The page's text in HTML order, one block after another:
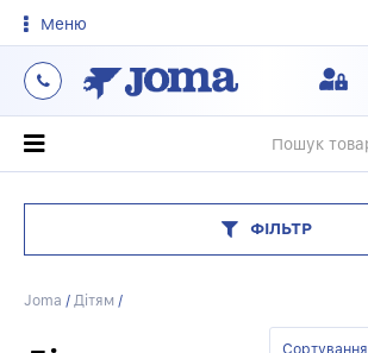
Меню
ФІЛЬТР
Joma / Дітям /
Сортування